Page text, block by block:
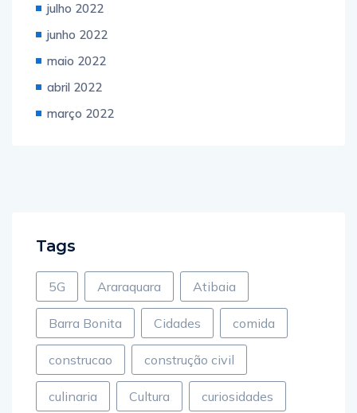
julho 2022
junho 2022
maio 2022
abril 2022
março 2022
Tags
5G Araraquara Atibaia
Barra Bonita Cidades comida
construcao construção civil
culinaria Cultura curiosidades